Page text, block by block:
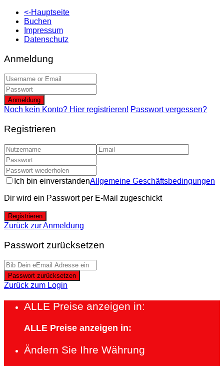
<-Hauptseite
Buchen
Impressum
Datenschutz
Anmeldung
Anmeldung
Noch kein Konto? Hier registrieren! Passwort vergessen?
Registrieren
Ich bin einverstandenAllgemeine Geschäftsbedingungen
Dir wird ein Passwort per E-Mail zugeschickt
Registrieren
Zurück zur Anmeldung
Passwort zurücksetzen
Passwort zurücksetzen
Zurück zum Login
ALLE Preise anzeigen in:
ALLE Preise anzeigen in:
Ändern Sie Ihre Währung